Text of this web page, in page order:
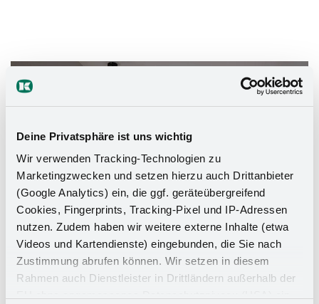
Deine Privatsphäre ist uns wichtig
Wir verwenden Tracking-Technologien zu
Marketingzwecken und setzen hierzu auch Drittanbieter
(Google Analytics) ein, die ggf. geräteübergreifend
Cookies, Fingerprints, Tracking-Pixel und IP-Adressen
nutzen. Zudem haben wir weitere externe Inhalte (etwa
Videos und Kartendienste) eingebunden, die Sie nach
Zustimmung abrufen können. Wir setzen in diesem
Rahmen auch Dienstleister in Drittländern außerhalb der
Das Stauraumwunder für Ihr